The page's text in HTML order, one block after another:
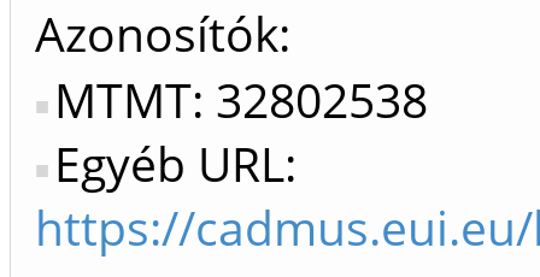
Azonosítók
MTMT: 32802538
Egyéb URL:
https://